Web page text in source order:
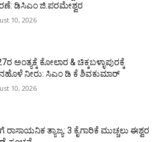
ಡಿಸಿಎಂ ಜಿ.ಪರಮೇಶ್ವರ
10, 2026
ಅಂತ್ಯಕ್ಕೆ ಕೋಲಾರ & ಚಿಕ್ಕಬಳ್ಳಾಪುರಕ್ಕೆ
ನೀರು: ಸಿಎಂ ಡಿ ಕೆ ಶಿವಕುಮಾರ್
10, 2026
ರಾಸಾಯನಿಕ ತ್ಯಾಜ್ಯ: 3 ಕೈಗಾರಿಕೆ ಮುಚ್ಚಲು ಈಶ್ವರ